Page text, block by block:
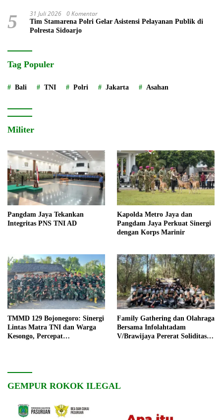
5 31 Juli 2026 0 Komentar
Tim Stamarena Polri Gelar Asistensi Pelayanan Publik di
Polresta Sidoarjo
Tag Populer
Bali TNI Polri Jakarta Asahan
Militer
Pangdam Jaya Tekankan
Integritas PNS TNI AD
Kapolda Metro Jaya dan
Pangdam Jaya Perkuat Sinergi
dengan Korps Marinir
TMMD 129 Bojonegoro: Sinergi
Lintas Matra TNI dan Warga
Kesongo, Percepat
Family Gathering dan Olahraga
Bersama Infolahtadam
V/Brawijaya Pererat Soliditas
GEMPUR ROKOK ILEGAL